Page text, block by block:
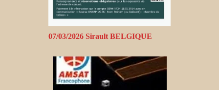
07/03/2026 Sirault BELGIQUE